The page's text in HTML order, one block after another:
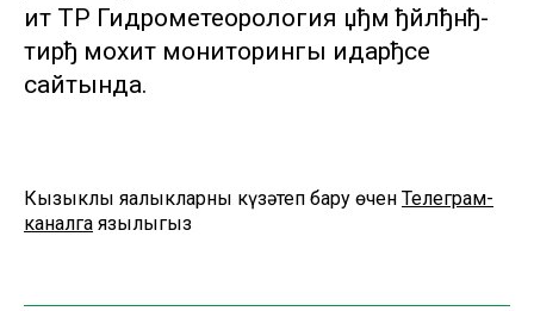
итә ТР Гидрометеорология џђм ђйлђнђ-
тирђ мохит мониторингы идарђсе
сайтында.
Кызыклы яңалыкларны күзәтеп бару өчен Телеграм-
каналга язылыгыз